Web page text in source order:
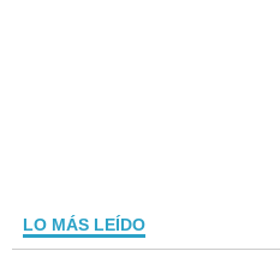
LO MÁS LEÍDO